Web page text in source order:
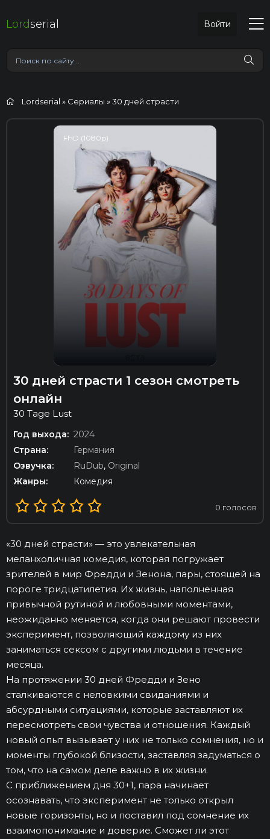
Lordserial Войти
Lordserial » Сериалы » 30 дней страсти
FHD (1080p)
30 дней страсти 1 сезон смотреть
онлайн
30 Tage Lust
Год выхода: 2024
Страна:
Германия
Озвучка:
RuDub, Original
Жанры:
Комедия
0 голосов
«30 дней страсти» — это увлекательная
меланхоличная комедия, которая погружает
зрителей в мир Фредди и Зенона, пары, стоящей на
пороге тридцатилетия. Их жизнь, наполненная
привычной рутиной и любовными моментами,
неожиданно меняется, когда они решают провести
эксперимент, позволяющий каждому из них
заниматься сексом с другими людьми в течение
месяца.
На протяжении 30 дней Фредди и Зено
сталкиваются с неловкими свиданиями и
абсурдными ситуациями, которые заставляют их
пересмотреть свои чувства и отношения. Каждый
новый опыт вызывает у них не только сомнения, но и
моменты глубокой близости, заставляя задуматься о
том, что на самом деле важно в их жизни.
С приближением дня 30+1, пара начинает
осознавать, что эксперимент не только открыл
новые горизонты, но и поставил под сомнение их
взаимопонимание и доверие. Сможет ли этот